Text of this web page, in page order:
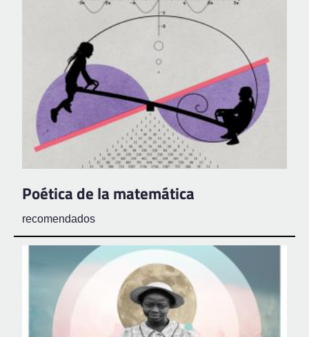
Poética de la matemática
recomendados